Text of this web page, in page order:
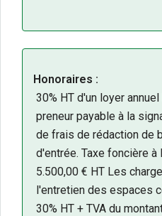
Honoraires :
30% HT d'un loyer
preneur payable à la
de frais de rédaction de
d'entrée. Taxe foncière à
5.500,00 € HT Les
l'entretien des espaces
30% HT + TVA du